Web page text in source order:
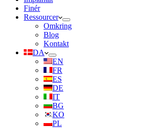
Finér
Ressourcer
Omkring
Blog
Kontakt
DA
EN
FR
ES
DE
IT
BG
KO
PL